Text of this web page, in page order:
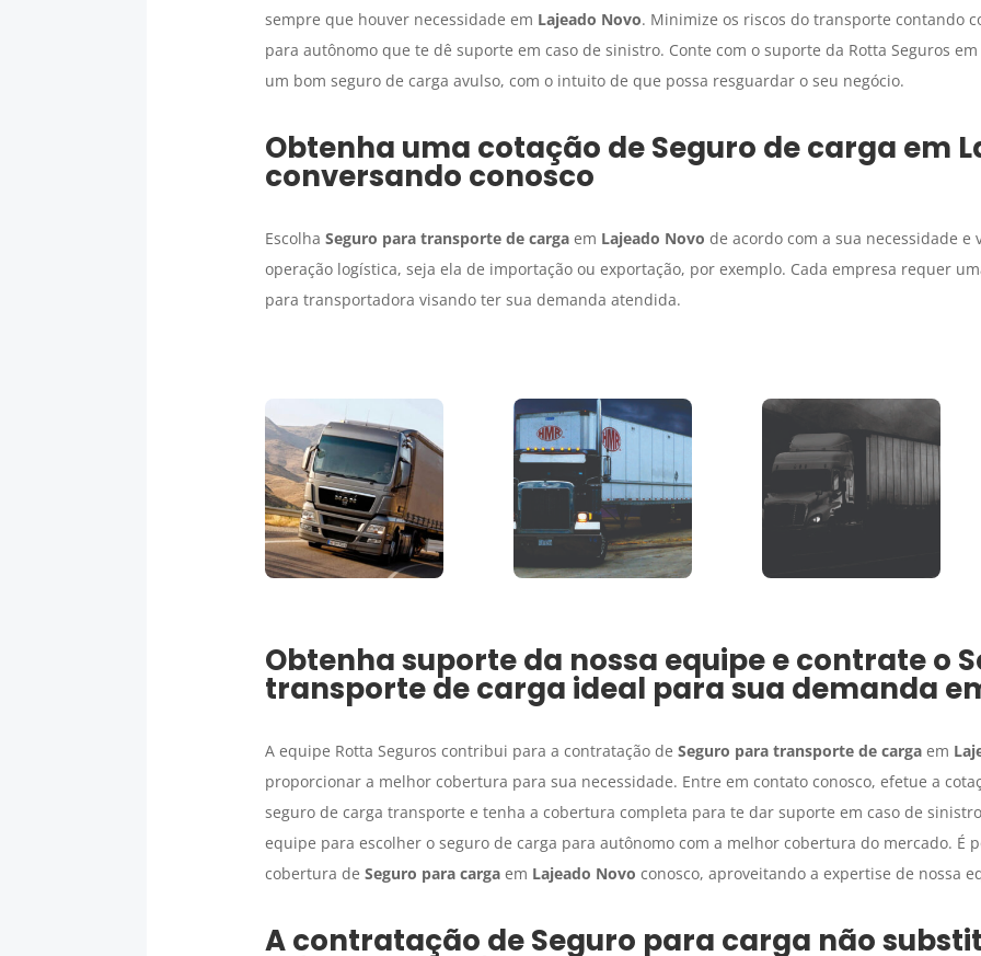
sempre que houver necessidade em Lajeado Novo. Minimize os riscos do transporte contando
para autônomo que te dê suporte em caso de sinistro. Conte com o suporte da Rotta Seguros em
um bom seguro de carga avulso, com o intuito de que possa resguardar o seu negócio.
Obtenha uma cotação deSeguro de carga em
conversando conosco
Escolha Seguro para transporte de cargaem Lajeado Novo de acordo com a sua necessidade e
operação logística, seja ela de importação ou exportação, por exemplo. Cada empresa requer
para transportadora visando ter sua demanda atendida.
Obtenha suporte da nossa equipe e contrate o
transporte de carga ideal para sua demanda
A equipe Rotta Seguros contribui para a contratação de Seguro para transporte de cargaem
proporcionar a melhor cobertura para sua necessidade. Entre em contato conosco, efetue a
seguro de carga transporte e tenha a cobertura completa para te dar suporte em caso de
equipe para escolher o seguro de carga para autônomo com a melhor cobertura do mercado. É
cobertura de Seguro para cargaem Lajeado Novo conosco, aproveitando a expertise de nossa
A contratação deSeguro para carga não